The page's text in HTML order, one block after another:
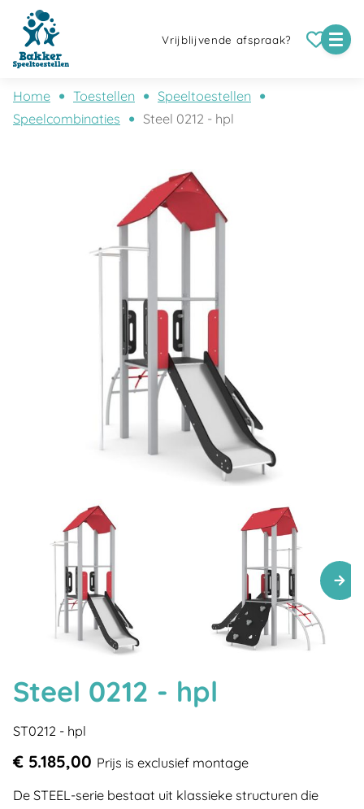
Vrijblijvende afspraak?
Home Toestellen
Speeltoestellen
Speelcombinaties
Steel 0212 - hpl
Steel 0212 - hpl
ST0212 - hpl
€ 5.185,00 Prijs is exclusief montage
De STEEL-serie bestaat uit klassieke structuren die